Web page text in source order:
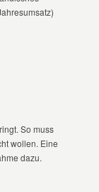
So muss
wollen. Eine
dazu.